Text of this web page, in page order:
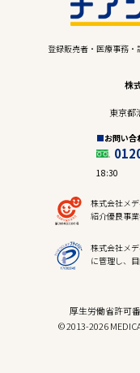
登録販売者・医療事務・
株
東京都
お問い合
18:30
株式会社メ
紹介優良事
株式会社メ
に管理し、
厚生労働省許可
© 2013-2026